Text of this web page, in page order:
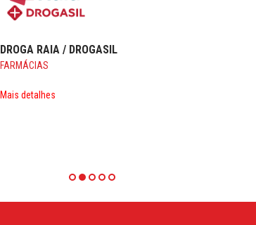
DROGA RAIA / DROGASIL
FARMÁCIAS
Mais detalhes